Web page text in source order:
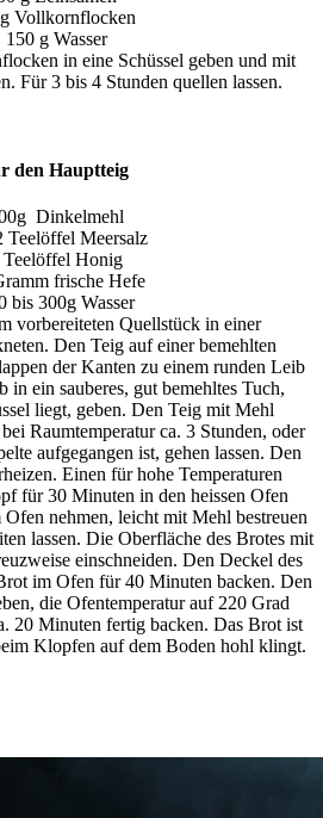
Vollkornflocken
150 g Wasser
in eine Schüssel geben und mit
Für 3 bis 4 Stunden quellen lassen.
den Hauptteig
Dinkelmehl
Teelöffel Meersalz
Teelöffel Honig
frische Hefe
bis 300g Wasser
vorbereiteten Quellstück in einer
Den Teig auf einer bemehlten
der Kanten zu einem runden Leib
in ein sauberes, gut bemehltes Tuch,
liegt, geben. Den Teig mit Mehl
Raumtemperatur ca. 3 Stunden, oder
aufgegangen ist, gehen lassen. Den
Einen für hohe Temperaturen
für 30 Minuten in den heissen Ofen
nehmen, leicht mit Mehl bestreuen
lassen. Die Oberfläche des Brotes mit
einschneiden. Den Deckel des
im Ofen für 40 Minuten backen. Den
die Ofentemperatur auf 220 Grad
20 Minuten fertig backen. Das Brot ist
Klopfen auf dem Boden hohl klingt.